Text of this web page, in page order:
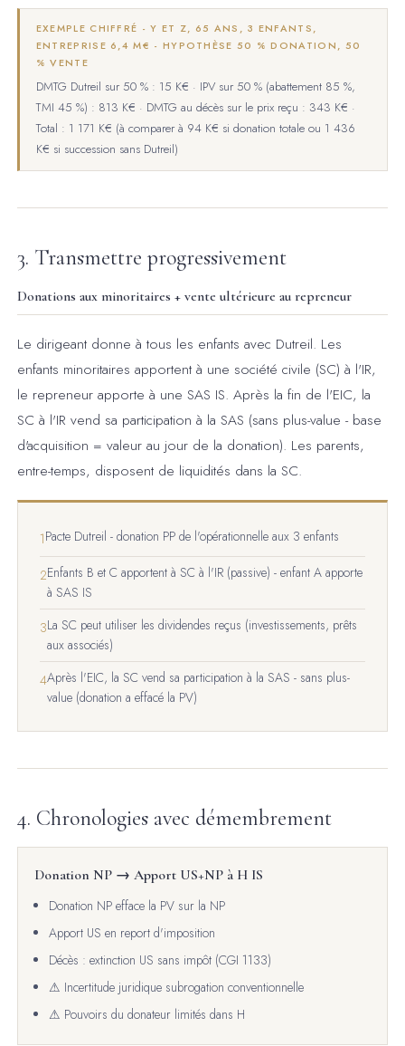
EXEMPLE CHIFFRÉ - Y ET Z, 65 ANS, 3 ENFANTS,
ENTREPRISE 6,4 M€ - HYPOTHÈSE 50 % DONATION, 50
% VENTE
DMTG Dutreil sur 50 % : 15 K€ · IPV sur 50 % (abattement 85 %,
TMI 45 %) : 813 K€ · DMTG au décès sur le prix reçu : 343 K€ ·
Total : 1 171 K€ (à comparer à 94 K€ si donation totale ou 1 436
K€ si succession sans Dutreil)
3. Transmettre progressivement
Donations aux minoritaires + vente ultérieure au repreneur
Le dirigeant donne à tous les enfants avec Dutreil. Les
enfants minoritaires apportent à une société civile (SC) à l'IR,
le repreneur apporte à une SAS IS. Après la fin de l'EIC, la
SC à l'IR vend sa participation à la SAS (sans plus-value - base
d'acquisition = valeur au jour de la donation). Les parents,
entre-temps, disposent de liquidités dans la SC.
1Pacte Dutreil - donation PP de l'opérationnelle aux 3 enfants
2Enfants B et C apportent à SC à l'IR (passive) - enfant A apporte
à SAS IS
3La SC peut utiliser les dividendes reçus (investissements, prêts
aux associés)
4Après l'EIC, la SC vend sa participation à la SAS - sans plus-
value (donation a effacé la PV)
4. Chronologies avec démembrement
Donation NP → Apport US+NP à H IS
Donation NP efface la PV sur la NP
Apport US en report d'imposition
Décès : extinction US sans impôt (CGI 1133)
⚠ Incertitude juridique subrogation conventionnelle
⚠ Pouvoirs du donateur limités dans H